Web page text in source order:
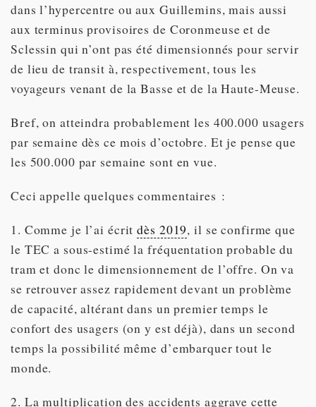
dans l’hypercentre ou aux Guillemins, mais aussi
aux terminus provisoires de Coronmeuse et de
Sclessin qui n’ont pas été dimensionnés pour servir
de lieu de transit à, respectivement, tous les
voyageurs venant de la Basse et de la Haute-Meuse.
Bref, on atteindra probablement les 400.000 usagers
par semaine dès ce mois d’octobre. Et je pense que
les 500.000 par semaine sont en vue.
Ceci appelle quelques commentaires :
1. Comme je l’ai écritdès 2019, il se confirme que
le TEC a sous-estimé la fréquentation probable du
tram et donc le dimensionnement de l’offre. On va
se retrouver assez rapidement devant un problème
de capacité, altérant dans un premier temps le
confort des usagers (on y est déjà), dans un second
temps la possibilité même d’embarquer tout le
monde.
2. La multiplication des accidents aggrave cette